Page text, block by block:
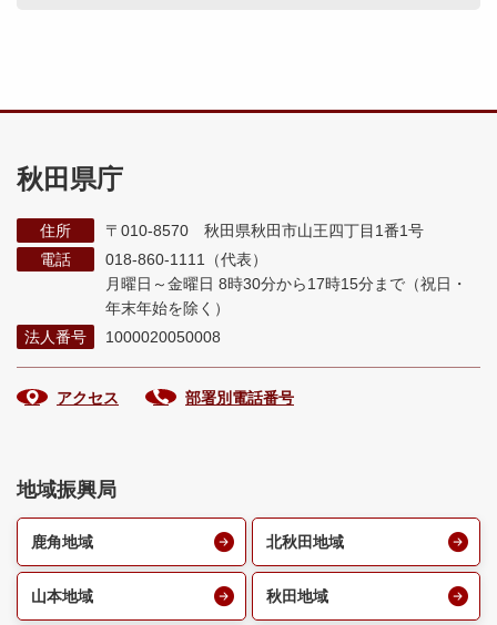
秋田県庁
住所
〒010-8570 秋田県秋田市山王四丁目1番1号
電話
018-860-1111（代表）
月曜日～金曜日 8時30分から17時15分まで （祝日・
年末年始を除く）
法人番号
1000020050008
アクセス 部署別電話番号
地域振興局
鹿角地域 北秋田地域
山本地域 秋田地域